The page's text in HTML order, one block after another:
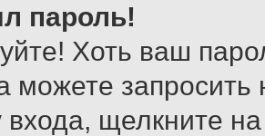
пароль!
Хоть ваш
можете
входа, щелкните